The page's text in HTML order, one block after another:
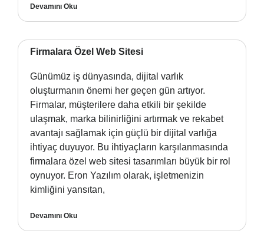
Devamını Oku
Firmalara Özel Web Sitesi
Günümüz iş dünyasında, dijital varlık
oluşturmanın önemi her geçen gün artıyor.
Firmalar, müşterilere daha etkili bir şekilde
ulaşmak, marka bilinirliğini artırmak ve rekabet
avantajı sağlamak için güçlü bir dijital varlığa
ihtiyaç duyuyor. Bu ihtiyaçların karşılanmasında
firmalara özel web sitesi tasarımları büyük bir rol
oynuyor. Eron Yazılım olarak, işletmenizin
kimliğini yansıtan,
Devamını Oku